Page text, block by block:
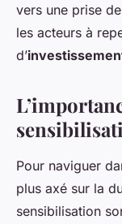
vers une prise
les acteurs à
d’
Pour naviguer
plus axé sur la
sensibilisation